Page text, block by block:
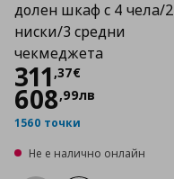
долен шкаф с 4 чела/2
ниски/3 средни
чекмеджета
311 ,37€
Цена
608,99лв
1560 точки
Не е налично онлайн